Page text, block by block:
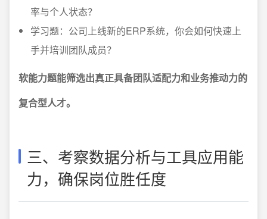
率与个人状态？
学习题：公司上线新的ERP系统，你会如何快速上
手并培训团队成员？
软能力题能筛选出真正具备团队适配力和业务推动力的
复合型人才。
三、考察数据分析与工具应用能
力，确保岗位胜任度